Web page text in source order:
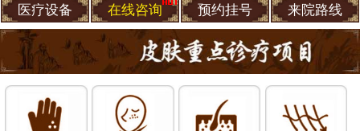
医疗设备
在线咨询 预约挂号 来院路线